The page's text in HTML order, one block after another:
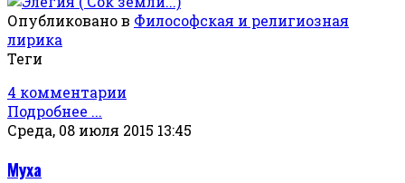
Опубликовано в Философская и религиозная
лирика
Теги
4 комментарии
Подробнее ...
Среда, 08 июля 2015 13:45
Муха